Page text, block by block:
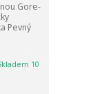
Gore-
Pevný
10